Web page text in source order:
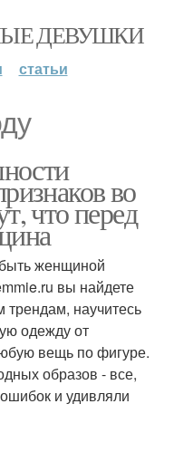
ДЕВУШКИ
статьи
во
что перед
женщиной
вы найдете
трендам, научитесь
одежду от
вещь по фигуре.
образов - все,
и удивляли